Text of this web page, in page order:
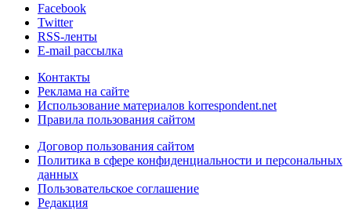
Facebook
Twitter
RSS-ленты
E-mail рассылка
Контакты
Реклама на сайте
Использование материалов korrespondent.net
Правила пользования сайтом
Договор пользования сайтом
Политика в сфере конфиденциальности и персональных
данных
Пользовательское соглашение
Редакция